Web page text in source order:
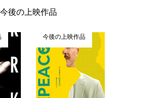
今後の上映作品
今後の上映作品